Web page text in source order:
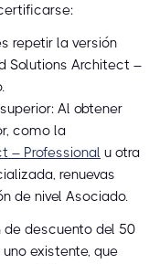
repetir la versión
Solutions Architect –
Al obtener
como la
– Professional u otra
renuevas
de nivel Asociado.
de descuento del 50
existente, que